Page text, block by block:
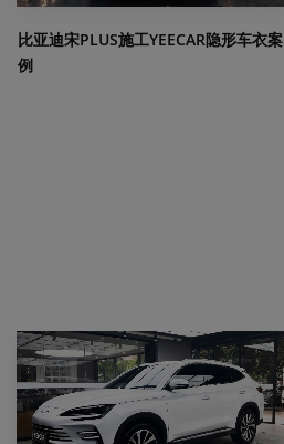
比亚迪宋PLUS施工YEECAR隐形车衣案
例